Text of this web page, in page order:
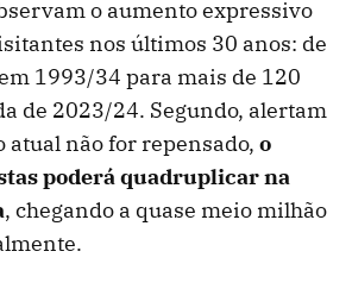
o aumento expressivo
nos últimos 30 anos: de
1993/34 para mais de 120
de 2023/24. Segundo, alertam
atual não for repensado, o
poderá quadruplicar na
, chegando a quase meio milhão